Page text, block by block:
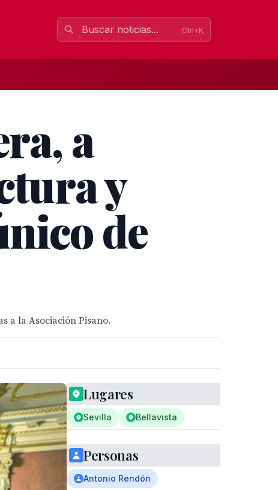
Ctrl+K
a
y
de
a la Asociación Pisano.
Lugares
Sevilla Bellavista
Personas
Antonio Rendón